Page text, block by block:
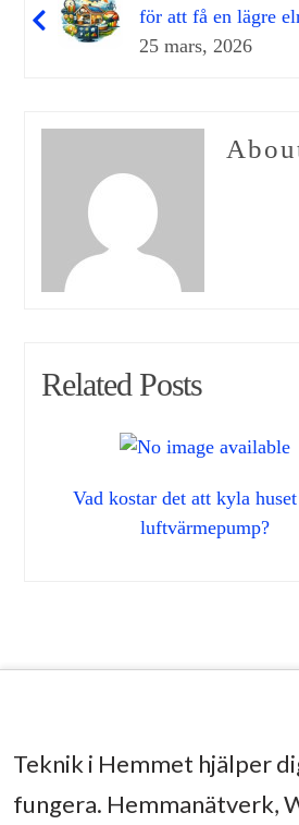
för att få en lägre
25 mars, 2026
Related Posts
Vad kostar det att kyla
luftvärmepump?
Teknik i Hemmet hjälper
fungera. Hemmanätverk,